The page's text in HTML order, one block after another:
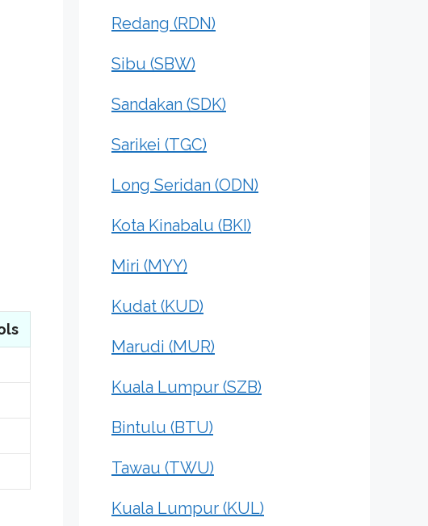
Redang (RDN)
Sibu (SBW)
Sandakan (SDK)
Sarikei (TGC)
Long Seridan (ODN)
Kota Kinabalu (BKI)
Miri (MYY)
Kudat (KUD)
Marudi (MUR)
Kuala Lumpur (SZB)
Bintulu (BTU)
Tawau (TWU)
Kuala Lumpur (KUL)